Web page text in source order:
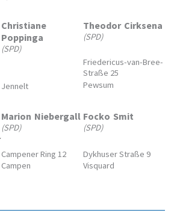
Christiane
Poppinga
(SPD)
Jennelt
Theodor Cirksena
(SPD)
Friedericus-van-Bree-
Straße 25
Pewsum
Marion Niebergall
(SPD)
Campener Ring 12
Campen
Focko Smit
(SPD)
Dykhuser Straße 9
Visquard